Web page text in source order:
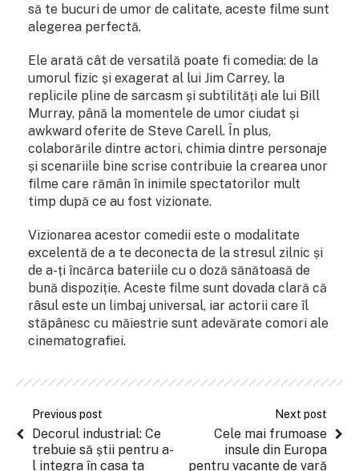
să te bucuri de umor de calitate, aceste filme sunt
alegerea perfectă.
Ele arată cât de versatilă poate fi comedia: de la
umorul fizic și exagerat al lui Jim Carrey, la
replicile pline de sarcasm și subtilități ale lui Bill
Murray, până la momentele de umor ciudat și
awkward oferite de Steve Carell. În plus,
colaborările dintre actori, chimia dintre personaje
și scenariile bine scrise contribuie la crearea unor
filme care rămân în inimile spectatorilor mult
timp după ce au fost vizionate.
Vizionarea acestor comedii este o modalitate
excelentă de a te deconecta de la stresul zilnic și
de a-ți încărca bateriile cu o doză sănătoasă de
bună dispoziție. Aceste filme sunt dovada clară că
râsul este un limbaj universal, iar actorii care îl
stăpânesc cu măiestrie sunt adevărate comori ale
cinematografiei.
Previous post
Decorul industrial: Ce
trebuie să știi pentru a-
l integra în casa ta
Next post
Cele mai frumoase
insule din Europa
pentru vacanțe de vară